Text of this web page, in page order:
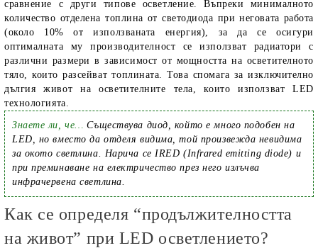
сравнение с други типове осветление. Въпреки минималното
количество отделена топлина от светодиода при неговата работа
(около 10% от използваната енергия), за да се осигури
оптималната му производителност се използват радиатори с
различни размери в зависимост от мощността на осветителното
тяло, които разсейват топлината. Това спомага за изключително
дългия живот на осветителните тела, които използват LED
технологията.
Знаете ли, че…
Съществува диод, който е много подобен на
LED, но вместо да отделя видима, той произвежда невидима
за окото светлина. Нарича се IRED (Infrared emitting diode) и
при преминаване на електричество през него излъчва
инфрачервена светлина.
Как се определя “продължителността
на живот” при LED осветлението?